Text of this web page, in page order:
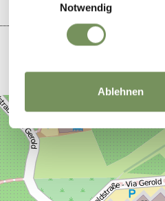
Notwendig
Ablehnen